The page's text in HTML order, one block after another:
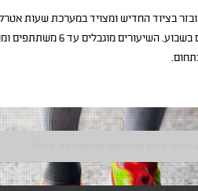
בציוד החדיש ומצויד במערכת שעות
וערב, 7 ימים בשבוע.